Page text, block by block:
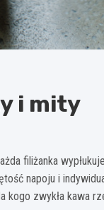
i mity
filiżanka
napoju i
kogo zwykła kawa